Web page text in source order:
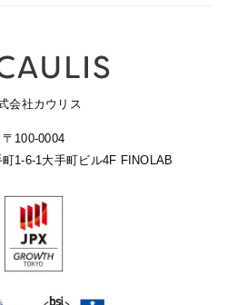
会社カウリス
〒100-0004
1-6-1 大手町ビル4F FINOLAB